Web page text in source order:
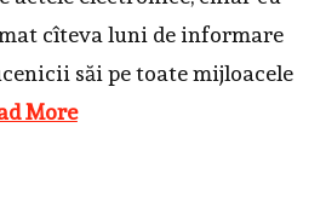
cîteva luni de informare
săi pe toate mijloacele
More